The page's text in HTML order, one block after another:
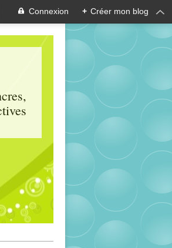
Connexion + Créer mon blog